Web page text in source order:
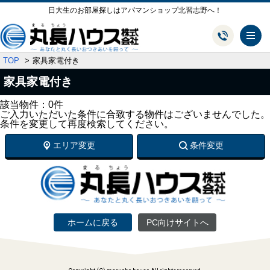
日大生のお部屋探しはアパマンショップ北習志野へ！
TOP 家具家電付き
家具家電付き
該当物件：0件
ご入力いただいた条件に合致する物件はございませんでした。
条件を変更して再度検索してください。
エリア変更 条件変更
ホームに戻る PC向けサイトへ